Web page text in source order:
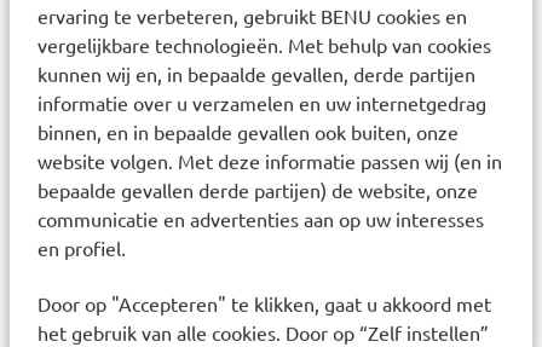
ervaring te verbeteren, gebruikt BENU cookies en
vergelijkbare technologieën. Met behulp van cookies
kunnen wij en, in bepaalde gevallen, derde partijen
informatie over u verzamelen en uw internetgedrag
binnen, en in bepaalde gevallen ook buiten, onze
website volgen. Met deze informatie passen wij (en in
bepaalde gevallen derde partijen) de website, onze
communicatie en advertenties aan op uw interesses
en profiel.
Door op "Accepteren" te klikken, gaat u akkoord met
het gebruik van alle cookies. Door op “Zelf instellen”
Heeft u persoonlijk advies nodig?
Wij adviseren u niet verder te gaan met de
bestelling van dit geneesmiddel wanneer u nog
onbeantwoorde vragen heeft. Voor vragen en
advies neem contact op met uw BENU apotheek.